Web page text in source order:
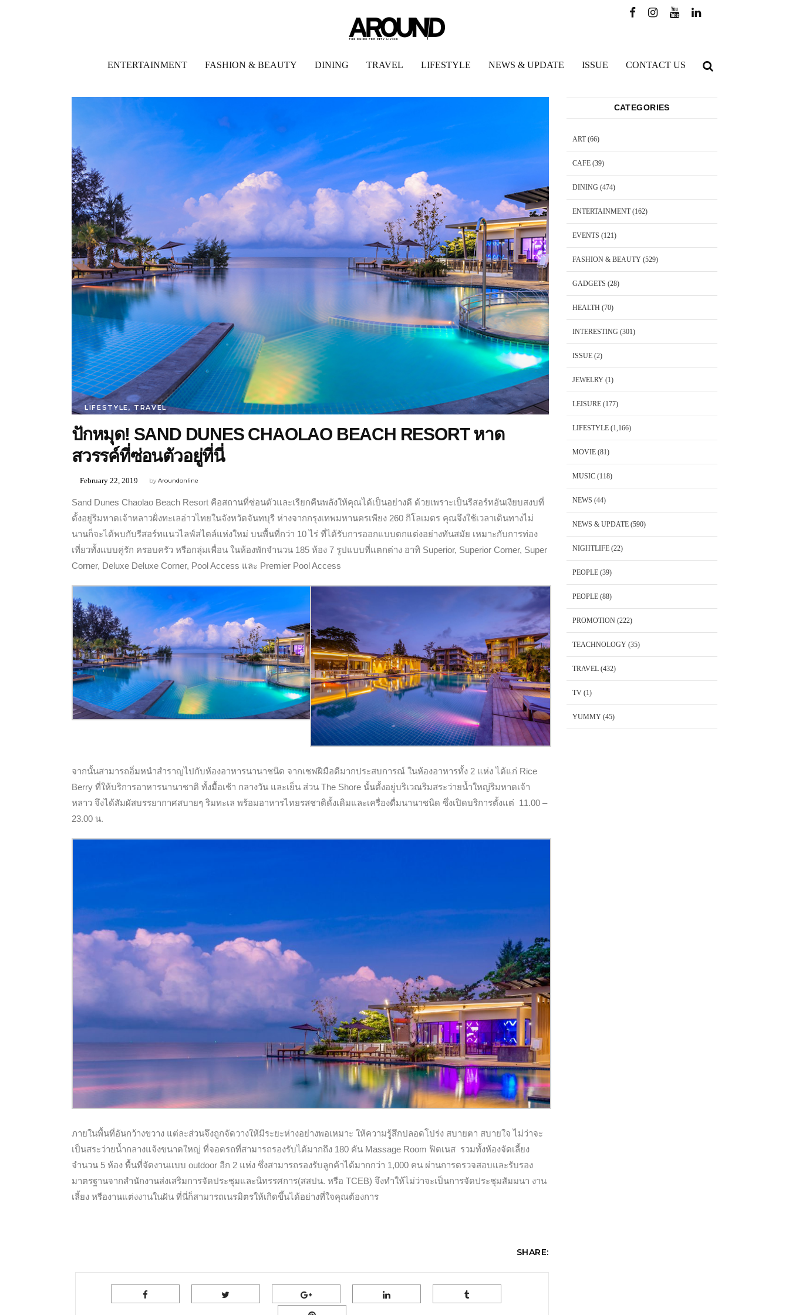
ENTERTAINMENT FASHION & BEAUTY DINING TRAVEL LIFESTYLE NEWS & UPDATE ISSUE CONTACT US
LIFESTYLE,TRAVEL
ปักหมุด! SAND DUNES CHAOLAO BEACH RESORT หาด
สวรรค์ที่ซ่อนตัวอยู่ที่นี่
byAroundonline
February 22, 2019
Sand Dunes Chaolao Beach Resort คือสถานที่ซ่อนตัวและเรียกคืนพลังให้คุณได้เป็นอย่างดี ด้วยเพราะเป็นรีสอร์ทอันเงียบสงบที่
ตั้งอยู่ริมหาดเจ้าหลาวฝั่งทะเลอ่าวไทยในจังหวัดจันทบุรี ห่างจากกรุงเทพมหานครเพียง 260 กิโลเมตร คุณจึงใช้เวลาเดินทางไม่
นานก็จะได้พบกับรีสอร์ทแนวไลฟ์สไตล์แห่งใหม่ บนพื้นที่กว่า 10 ไร่ ที่ได้รับการออกแบบตกแต่งอย่างทันสมัย เหมาะกับการท่อง
เที่ยวทั้งแบบคู่รัก ครอบครัว หรือกลุ่มเพื่อน ในห้องพักจำนวน 185 ห้อง 7 รูปแบบที่แตกต่าง อาทิ Superior, Superior Corner, Super
Corner, Deluxe Deluxe Corner, Pool Access และ Premier Pool Access
จากนั้นสามารถอิ่มหนำสำราญไปกับห้องอาหารนานาชนิด จากเชฟฝีมือดีมากประสบการณ์ ในห้องอาหารทั้ง 2 แห่ง ได้แก่ Rice
Berry ที่ให้บริการอาหารนานาชาติ ทั้งมื้อเช้า กลางวัน และเย็น ส่วน The Shore นั้นตั้งอยู่บริเวณริมสระว่ายน้ำใหญ่ริมหาดเจ้า
หลาว จึงได้สัมผัสบรรยากาศสบายๆ ริมทะเล พร้อมอาหารไทยรสชาติดั้งเดิมและเครื่องดื่มนานาชนิด ซึ่งเปิดบริการตั้งแต่ 11.00 –
23.00 น.
ภายในพื้นที่อันกว้างขวาง แต่ละส่วนจึงถูกจัดวางให้มีระยะห่างอย่างพอเหมาะ ให้ความรู้สึกปลอดโปร่ง สบายตา สบายใจ ไม่ว่าจะ
เป็นสระว่ายน้ำกลางแจ้งขนาดใหญ่ ที่จอดรถที่สามารถรองรับได้มากถึง 180 คัน Massage Room ฟิตเนส รวมทั้งห้องจัดเลี้ยง
จำนวน 5 ห้อง พื้นที่จัดงานแบบ outdoor อีก 2 แห่ง ซึ่งสามารถรองรับลูกค้าได้มากกว่า 1,000 คน ผ่านการตรวจสอบและรับรอง
มาตรฐานจากสำนักงานส่งเสริมการจัดประชุมและนิทรรศการ(สสปน. หรือ TCEB) จึงทำให้ไม่ว่าจะเป็นการจัดประชุมสัมมนา งาน
เลี้ยง หรืองานแต่งงานในฝัน ที่นี่ก็สามารถเนรมิตรให้เกิดขึ้นได้อย่างที่ใจคุณต้องการ
SHARE:
CATEGORIES
ART(66)
CAFE(39)
DINING (474)
ENTERTAINMENT(162)
EVENTS (121)
FASHION & BEAUTY(529)
GADGETS (28)
HEALTH (70)
INTERESTING (301)
ISSUE(2)
JEWELRY(1)
LEISURE(177)
LIFESTYLE(1,166)
MOVIE(81)
MUSIC(118)
NEWS (44)
NEWS & UPDATE(590)
NIGHTLIFE(22)
PEOPLE(39)
PEOPLE(88)
PROMOTION(222)
TEACHNOLOGY(35)
TRAVEL(432)
TV(1)
YUMMY(45)